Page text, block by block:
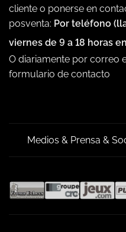
cliente o ponerse en
posventa: Por teléfono
viernes de 9 a 18 horas en
O diariamente por correo
formulario de contacto
Medios & Prensa &